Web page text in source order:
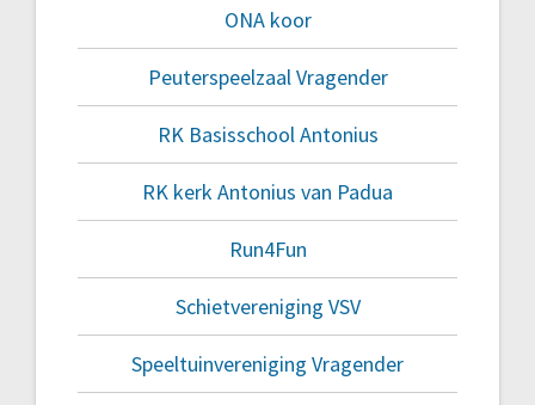
ONA koor
Peuterspeelzaal Vragender
RK Basisschool Antonius
RK kerk Antonius van Padua
Run4Fun
Schietvereniging VSV
Speeltuinvereniging Vragender